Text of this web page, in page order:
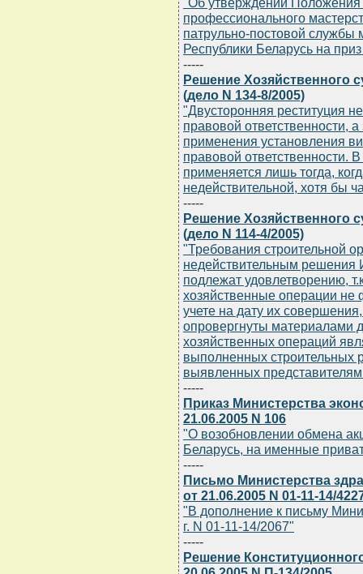
профессионального
патрульно-постовой службы
Республики Беларусь на
-----
Решение Хозяйственного
(дело N 134-8/2005)
"Двусторонняя реституция
правовой ответственности,
применения установления
правовой ответственности.
применяется лишь тогда,
недействительной, хотя бы
-----
Решение Хозяйственного
(дело N 114-4/2005)
"Требования строительной
недействительным
подлежат удовлетворению,
хозяйственные операции не
учете на дату их
опровергнуты материалами
хозяйственных операций
выполненных строительных
выявленных
-----
Приказ Министерства
21.06.2005 N 106
"О возобновлении обмена
Беларусь, на именные
-----
Письмо Министерства
от 21.06.2005 N 01-11-14/
"В дополнение к письму
г. N 01-11-14/2067"
-----
Решение